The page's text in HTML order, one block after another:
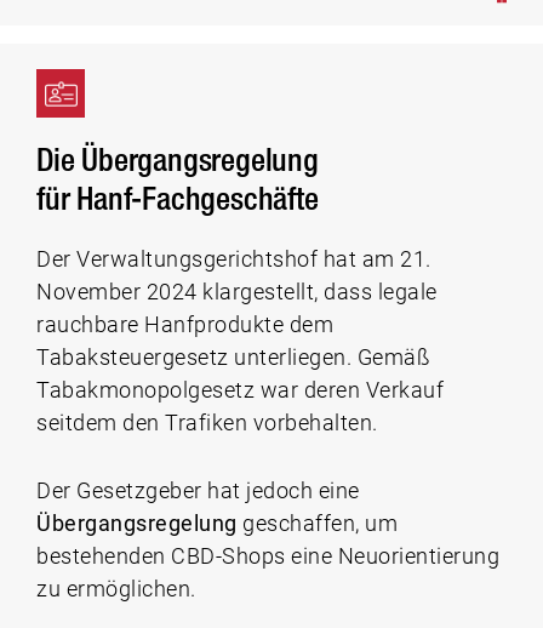
Die Übergangsregelung
für Hanf-Fachgeschäfte
Der Verwaltungsgerichtshof hat am 21.
November 2024 klargestellt, dass legale
rauchbare Hanfprodukte dem
Tabaksteuergesetz unterliegen. Gemäß
Tabakmonopolgesetz war deren Verkauf
seitdem den Trafiken vorbehalten.
Der Gesetzgeber hat jedoch eine
Übergangsregelung geschaffen, um
bestehenden CBD-Shops eine Neuorientierung
zu ermöglichen.